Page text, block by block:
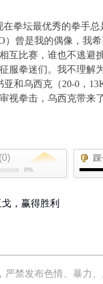
在拳坛最优秀的拳手
）曾是我的偶像，我
互比赛，谁也不逃避
服拳迷们。我不理解
亚和乌西克（20-0 ，
视拳击，乌西克带来
(0)
0%
，赢得胜利
严禁发布色情、暴力